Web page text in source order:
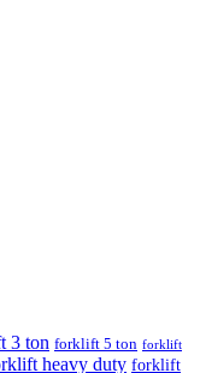
3 ton forklift 5 ton forklift
heavy duty forklift